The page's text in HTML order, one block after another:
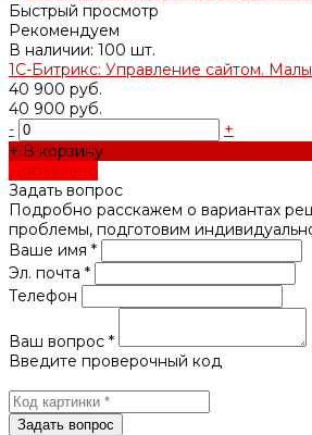
Быстрый просмотр
Рекомендуем
В наличии: 100 шт.
1С-Битрикс: Управление сайтом.
40 900 руб.
40 900 руб.
-
+
+ В корзину
Добавлено
Задать вопрос
Подробно расскажем о вариантах
проблемы, подготовим
Ваше имя *
Эл. почта *
Телефон
Ваш вопрос *
Введите проверочный код